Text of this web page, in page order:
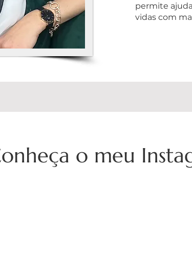
permite
vidas com
o meu